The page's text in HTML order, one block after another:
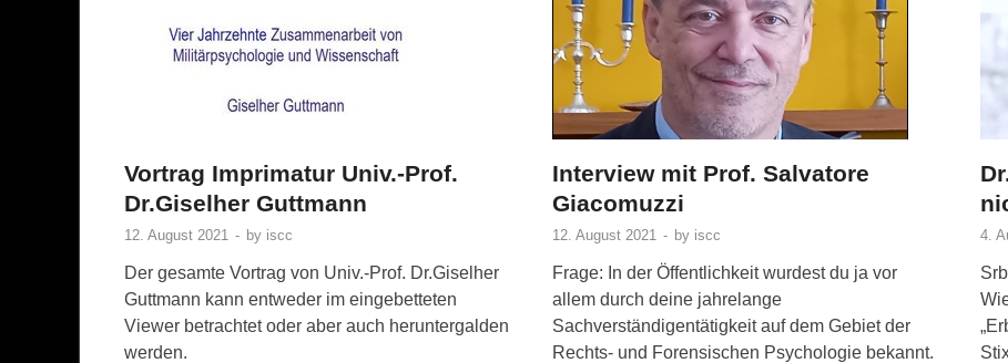
Vortrag Imprimatur Univ.-Prof.
Dr.Giselher Guttmann
12. August 2021 - by iscc
Der gesamte Vortrag von Univ.-Prof. Dr.Giselher
Guttmann kann entweder im eingebetteten
Viewer betrachtet oder aber auch heruntergalden
werden.
Interview mit Prof. Salvatore
Giacomuzzi
12. August 2021 - by iscc
Frage: In der Öffentlichkeit wurdest du ja vor
allem durch deine jahrelange
Sachverständigentätigkeit auf dem Gebiet der
Rechts- und Forensischen Psychologie bekannt.
4.